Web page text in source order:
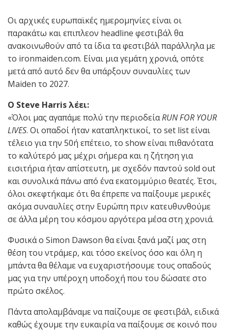
Οι αρχικές ευρωπαϊκές ημερομηνίες είναι οι
παρακάτω και επιπλεον headline φεστιβάλ θα
ανακοινωθούν από τα ίδια τα φεστιβάλ παράλληλα με
το ironmaiden.com. Είναι μια γεμάτη χρονιά, οπότε
μετά από αυτό δεν θα υπάρξουν συναυλίες των
Maiden το 2027.
Ο Steve Harris λέει:
«Όλοι μας αγαπάμε πολύ την περιοδείαRUN FOR YOUR
LIVES. Οι οπαδοί ήταν καταπληκτικοί, το set list είναι
τέλειο για την 50ή επέτειο, το show είναι πιθανότατα
το καλύτερό μας μέχρι σήμερα και η ζήτηση για
εισιτήρια ήταν απίστευτη, με σχεδόν παντού sold out
και συνολικά πάνω από ένα εκατομμύριο θεατές. Έτσι,
όλοι σκεφτήκαμε ότι θα έπρεπε να παίξουμε μερικές
ακόμα συναυλίες στην Ευρώπη πριν κατευθυνθούμε
σε άλλα μέρη του κόσμου αργότερα μέσα στη χρονιά.
Φυσικά ο Simon Dawson θα είναι ξανά μαζί μας στη
θέση του ντράμερ, και τόσο εκείνος όσο και όλη η
μπάντα θα θέλαμε να ευχαριστήσουμε τους οπαδούς
μας για την υπέροχη υποδοχή που του δώσατε στο
πρώτο σκέλος.
Πάντα απολαμβάναμε να παίζουμε σε φεστιβάλ, ειδικά
καθώς έχουμε την ευκαιρία να παίξουμε σε κοινό που